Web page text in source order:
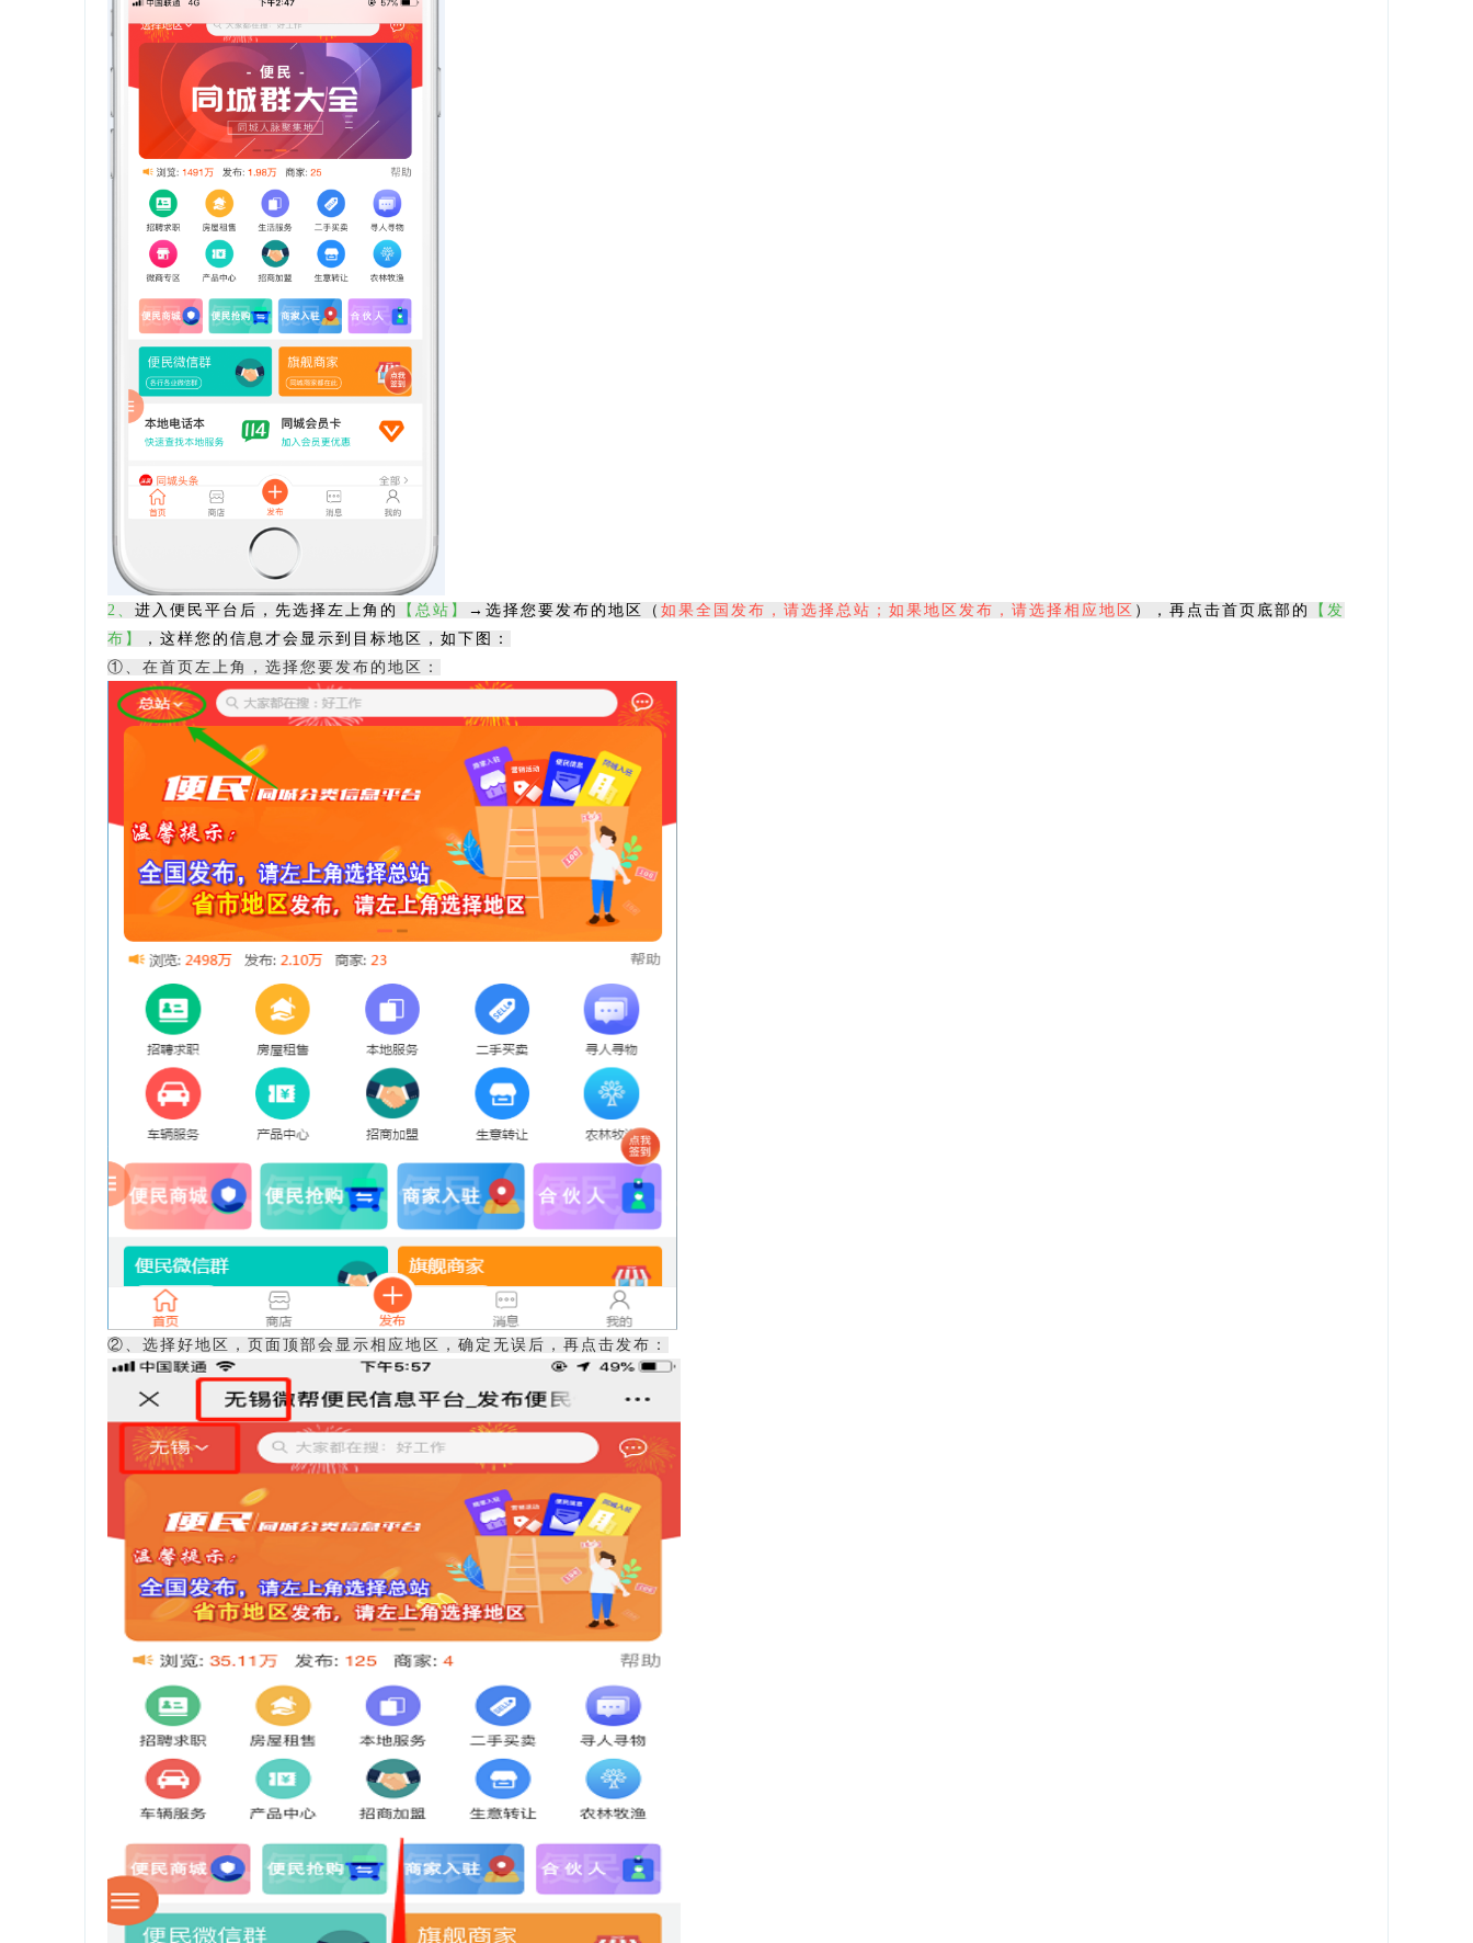
2 、 进入便民平台后，先选择左上角的 【总站】 →选择您要发布的地区（ 如果全国发布，请选择总站；如果地区发布，请选择相应地区 ），再点击首页底部的
【发
布】
，这样您的信息才会显示到目标地区，如下图：
①、在首页左上角，选择您要发布的地区：
②、选择好地区，页面顶部会显示相应地区，确定无误后，再点击发布：